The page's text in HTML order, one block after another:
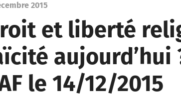
2015
et liberté
aujourd’hui
le 14/12/2015